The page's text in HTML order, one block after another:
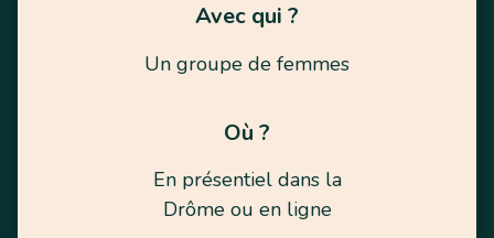
Avec qui ?
Un groupe de femmes
Où ?
En présentiel dans la
Drôme ou en ligne